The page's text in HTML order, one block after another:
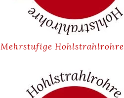
Mehrstufige Hohlstrahlrohre